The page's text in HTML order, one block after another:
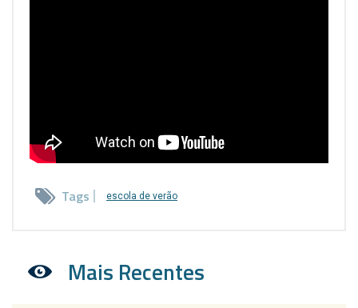
Tags escola de verão
Mais Recentes